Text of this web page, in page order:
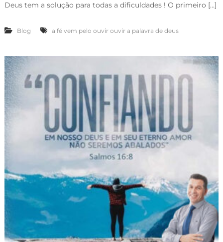
Deus tem a solução para todas a dificuldades ! O primeiro […]
Blog a fé vem pelo ouvir ouvir a palavra de deus